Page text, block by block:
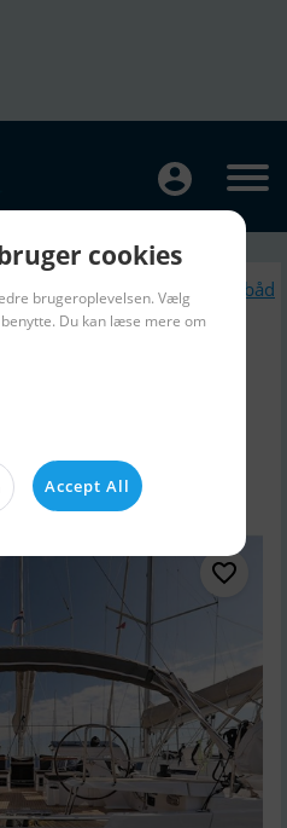
Lignende Sejlbåd
cookies
brugeroplevelsen. Vælg
Du kan læse mere om
Accept All